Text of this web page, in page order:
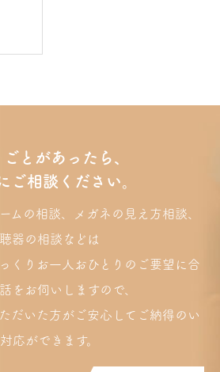
とがあったら、
ご相談ください。
ムの相談、メガネの見え方相談、
器の相談などは
くりお一人おひとりのご要望に合
をお伺いしますので、
だいた方がご安心してご納得のい
対応ができます。